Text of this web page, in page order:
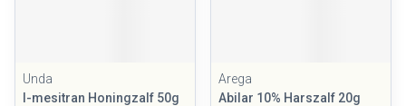
Unda
l-mesitran Honingzalf 50g
Arega
Abilar 10% Harszalf 20g